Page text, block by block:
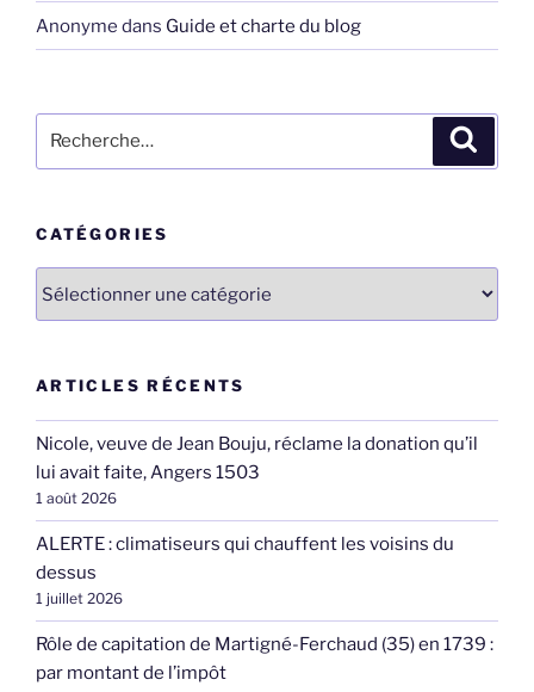
Anonyme dans Guide et charte du blog
pour
CATÉGORIES
ARTICLES RÉCENTS
Nicole, veuve de Jean Bouju, réclame la donation qu’il
lui avait faite, Angers 1503
1 août 2026
ALERTE : climatiseurs qui chauffent les voisins du
dessus
1 juillet 2026
Rôle de capitation de Martigné-Ferchaud (35) en 1739 :
par montant de l’impôt